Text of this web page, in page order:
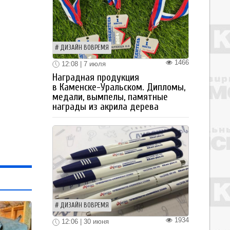
ДИЗАЙН ВОВРЕМЯ
1466
12:08 | 7 июля
Наградная продукция
в Каменске-Уральском. Дипломы,
медали, вымпелы, памятные
награды из акрила дерева
ДИЗАЙН ВОВРЕМЯ
1934
12:06 | 30 июня